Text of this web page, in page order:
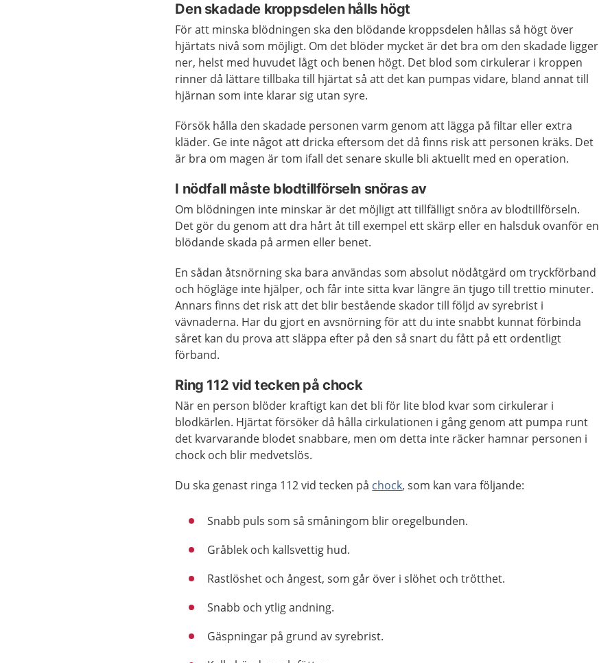
Den skadade kroppsdelen hålls högt
För att minska blödningen ska den blödande kroppsdelen hållas så högt över
hjärtats nivå som möjligt. Om det blöder mycket är det bra om den skadade ligger
ner, helst med huvudet lågt och benen högt. Det blod som cirkulerar i kroppen
rinner då lättare tillbaka till hjärtat så att det kan pumpas vidare, bland annat till
hjärnan som inte klarar sig utan syre.
Försök hålla den skadade personen varm genom att lägga på filtar eller extra
kläder. Ge inte något att dricka eftersom det då finns risk att personen kräks. Det
är bra om magen är tom ifall det senare skulle bli aktuellt med en operation.
I nödfall måste blodtillförseln snöras av
Om blödningen inte minskar är det möjligt att tillfälligt snöra av blodtillförseln.
Det gör du genom att dra hårt åt till exempel ett skärp eller en halsduk ovanför en
blödande skada på armen eller benet.
En sådan åtsnörning ska bara användas som absolut nödåtgärd om tryckförband
och högläge inte hjälper, och får inte sitta kvar längre än tjugo till trettio minuter.
Annars finns det risk att det blir bestående skador till följd av syrebrist i
vävnaderna. Har du gjort en avsnörning för att du inte snabbt kunnat förbinda
såret kan du prova att släppa efter på den så snart du fått på ett ordentligt
förband.
Ring 112 vid tecken på chock
När en person blöder kraftigt kan det bli för lite blod kvar som cirkulerar i
blodkärlen. Hjärtat försöker då hålla cirkulationen i gång genom att pumpa runt
det kvarvarande blodet snabbare, men om detta inte räcker hamnar personen i
chock och blir medvetslös.
Du ska genast ringa 112 vid tecken på chock, som kan vara följande:
Snabb puls som så småningom blir oregelbunden.
Gråblek och kallsvettig hud.
Rastlöshet och ångest, som går över i slöhet och trötthet.
Snabb och ytlig andning.
Gäspningar på grund av syrebrist.